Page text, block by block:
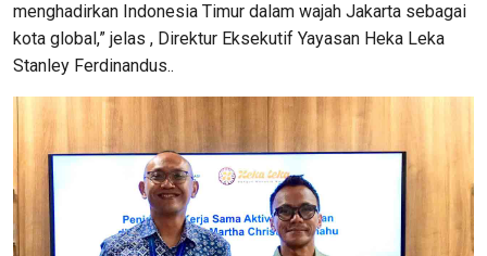
menghadirkan Indonesia Timur dalam wajah Jakarta sebagai
kota global,” jelas , Direktur Eksekutif Yayasan Heka Leka
Stanley Ferdinandus..